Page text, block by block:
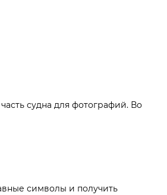
судна для фотографий. Во
символы и получить